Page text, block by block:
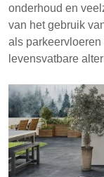
onderhoud en
van het gebruik
als
levensvatbare